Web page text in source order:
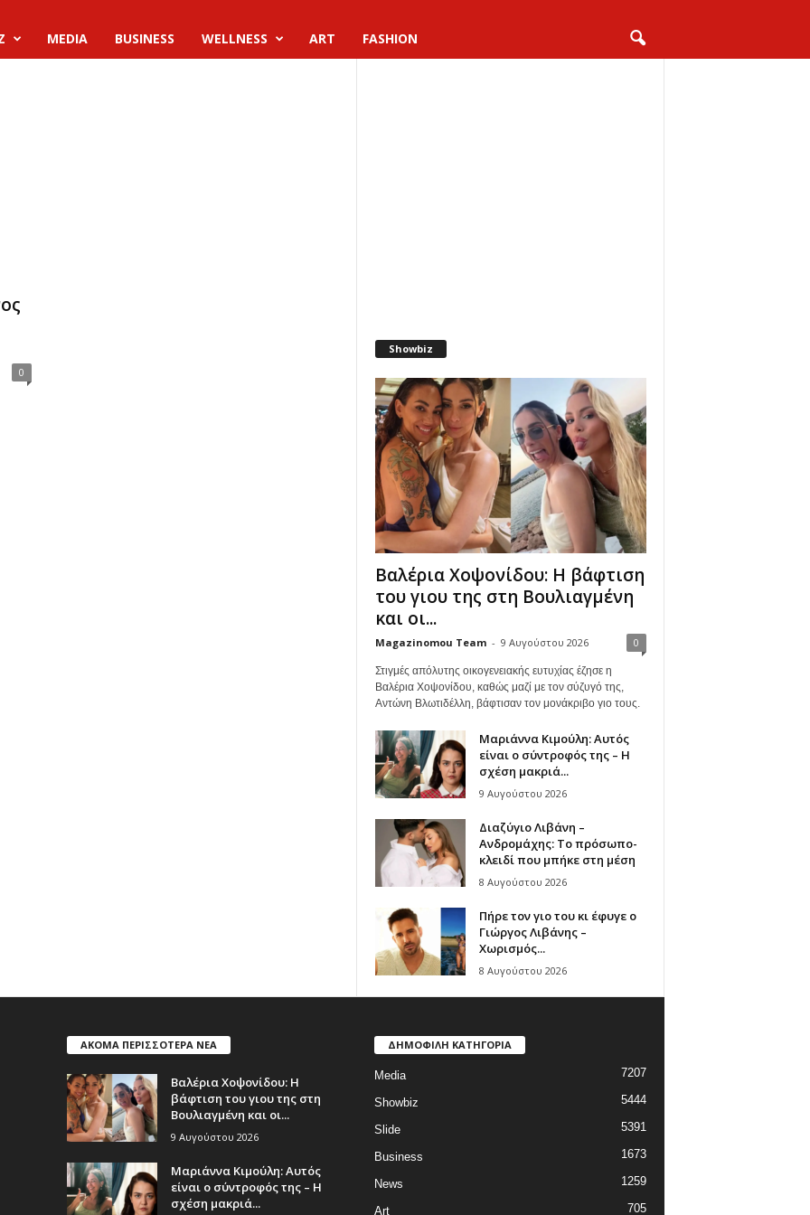
MEDIA BUSINESS WELLNESS ART FASHION
0
Showbiz
Βαλέρια Χοψονίδου: Η βάφτιση
του γιου της στη Βουλιαγμένη
και οι...
Magazinomou Team - 9 Αυγούστου 2026 0
Στιγμές απόλυτης οικογενειακής ευτυχίας έζησε η
Βαλέρια Χοψονίδου, καθώς μαζί με τον σύζυγό της,
Αντώνη Βλωτιδέλλη, βάφτισαν τον μονάκριβο γιο τους.
Μαριάννα Κιμούλη: Αυτός
είναι ο σύντροφός της – Η
σχέση μακριά...
9 Αυγούστου 2026
Διαζύγιο Λιβάνη –
Ανδρομάχης: Το πρόσωπο-
κλειδί που μπήκε στη μέση
8 Αυγούστου 2026
Πήρε τον γιο του κι έφυγε ο
Γιώργος Λιβάνης –
Χωρισμός...
8 Αυγούστου 2026
ΑΚΟΜΑ ΠΕΡΙΣΣΟΤΕΡΑ ΝΕΑ
Βαλέρια Χοψονίδου: Η
βάφτιση του γιου της στη
Βουλιαγμένη και οι...
9 Αυγούστου 2026
Μαριάννα Κιμούλη: Αυτός
είναι ο σύντροφός της – Η
σχέση μακριά...
ΔΗΜΟΦΙΛΗ ΚΑΤΗΓΟΡΙΑ
Media 7207
Showbiz 5444
Slide 5391
Business 1673
News 1259
Art 705